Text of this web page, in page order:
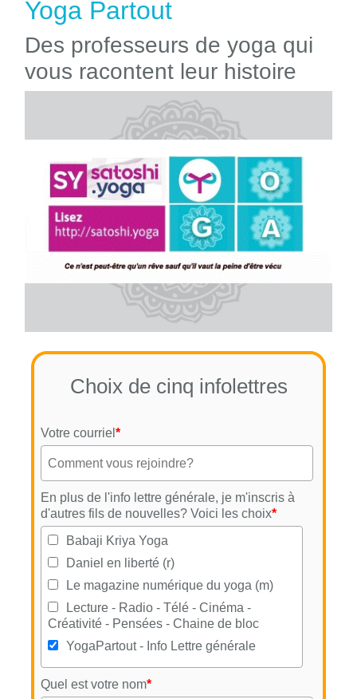
Yoga Partout
Des professeurs de yoga qui
vous racontent leur histoire
Choix de cinq infolettres
Votre courriel *
En plus de l'info lettre générale, je m'inscris à
d'autres fils de nouvelles? Voici les choix*
Babaji Kriya Yoga
Daniel en liberté (r)
Le magazine numérique du yoga (m)
Lecture - Radio - Télé - Cinéma -
Créativité - Pensées - Chaine de bloc
YogaPartout - Info Lettre générale
Quel est votre nom*